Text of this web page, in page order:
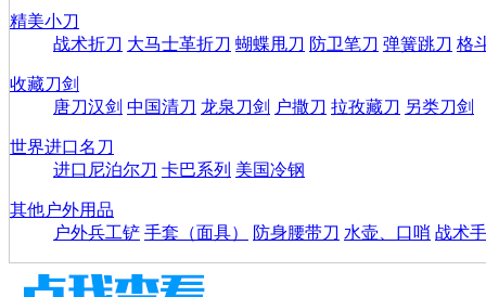
精美小刀
战术折刀 大马士革折刀 蝴蝶甩刀 防卫笔刀 弹簧跳刀 格
收藏刀剑
唐刀汉剑 中国清刀 龙泉刀剑 户撒刀 拉孜藏刀 另类刀剑
世界进口名刀
进口尼泊尔刀 卡巴系列 美国冷钢
其他户外用品
户外兵工铲 手套（面具） 防身腰带刀 水壶、口哨 战术